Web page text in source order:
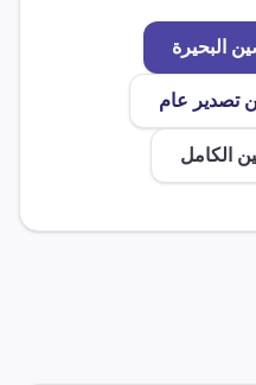
البحيرة
تصدير عام
الكامل